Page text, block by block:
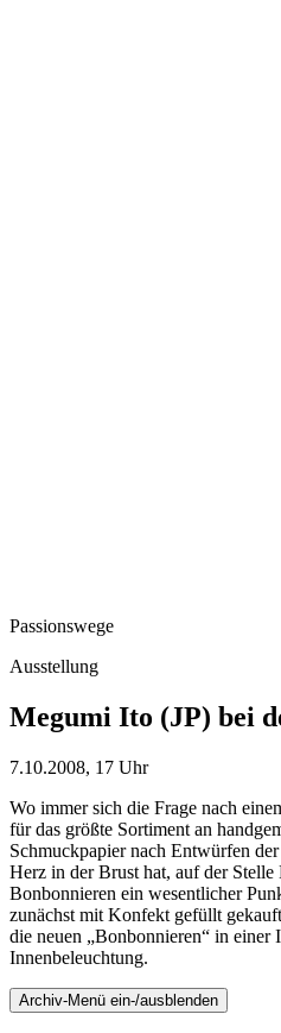
Passionswege
Ausstellung
Megumi Ito (JP) bei
7.10.2008, 17 Uhr
Wo immer sich die Frage nach
für das größte Sortiment an
Schmuckpapier nach Entwürfen
Herz in der Brust hat, auf der
Bonbonnieren ein wesentlicher
zunächst mit Konfekt gefüllt
die neuen „Bonbonnieren“ in
Innenbeleuchtung.
Archiv-Menü ein-/ausblenden